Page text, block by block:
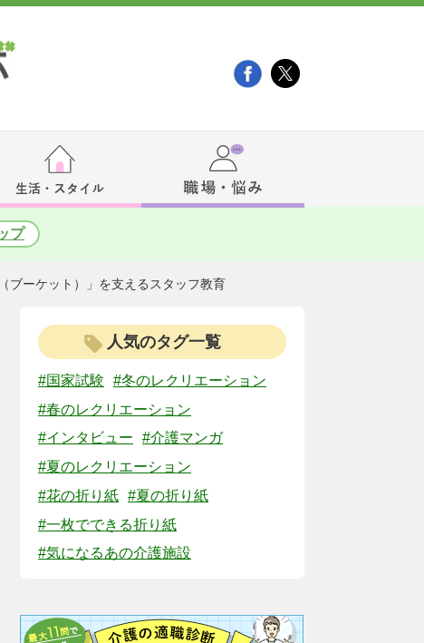
プ
ブーケット）」を支えるスタッフ教育
人気のタグ一覧
#国家試験
#冬のレクリエーション
#春のレクリエーション
#インタビュー
#介護マンガ
#夏のレクリエーション
#花の折り紙 #夏の折り紙
#一枚でできる折り紙
#気になるあの介護施設